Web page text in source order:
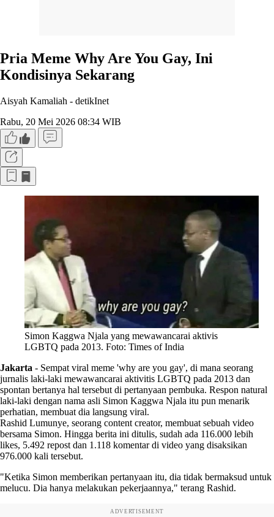
Pria Meme Why Are You Gay, Ini
Kondisinya Sekarang
Aisyah Kamaliah - detikInet
Rabu, 20 Mei 2026 08:34 WIB
Simon Kaggwa Njala yang mewawancarai aktivis
LGBTQ pada 2013. Foto: Times of India
Jakarta - Sempat viral meme 'why are you gay', di mana seorang
jurnalis laki-laki mewawancarai aktivitis LGBTQ pada 2013 dan
spontan bertanya hal tersebut di pertanyaan pembuka. Respon natural
laki-laki dengan nama asli Simon Kaggwa Njala itu pun menarik
perhatian, membuat dia langsung viral.
Rashid Lumunye, seorang content creator, membuat sebuah video
bersama Simon. Hingga berita ini ditulis, sudah ada 116.000 lebih
likes, 5.492 repost dan 1.118 komentar di video yang disaksikan
976.000 kali tersebut.
"Ketika Simon memberikan pertanyaan itu, dia tidak bermaksud untuk
melucu. Dia hanya melakukan pekerjaannya," terang Rashid.
ADVERTISEMENT